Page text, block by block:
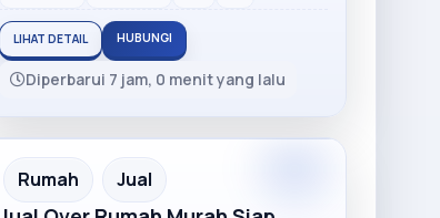
LIHAT DETAIL HUBUNGI
Diperbarui 7 jam, 0 menit yang lalu
Recommended
Rumah Jual